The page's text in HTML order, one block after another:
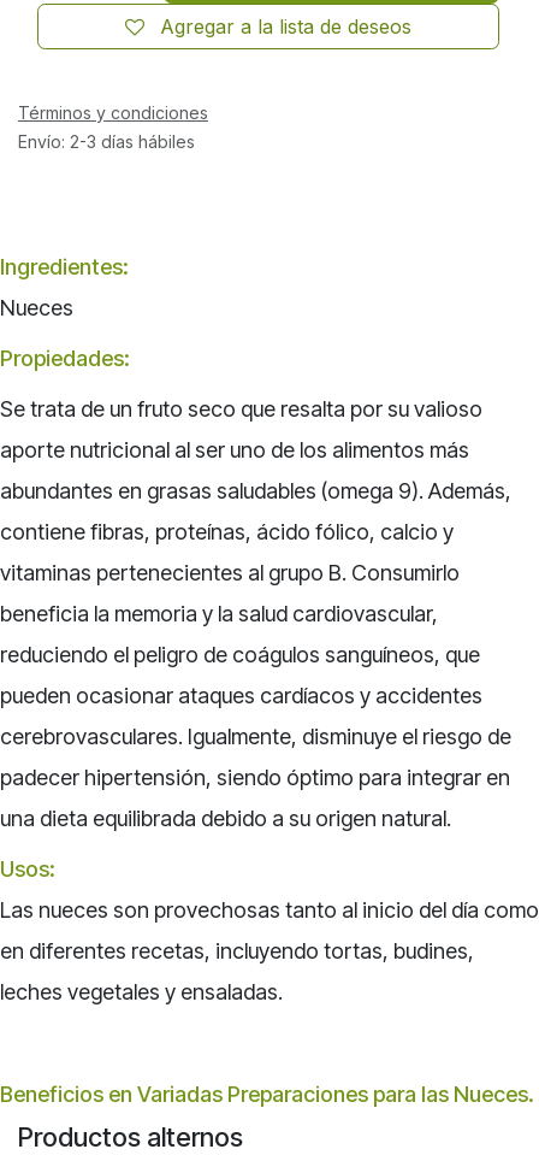
Agregar a la lista de deseos
Términos y condiciones
Envío: 2-3 días hábiles
Ingredientes:
Nueces
Propiedades:
Se trata de un fruto seco que resalta por su valioso
aporte nutricional al ser uno de los alimentos más
abundantes en grasas saludables (omega 9). Además,
contiene fibras, proteínas, ácido fólico, calcio y
vitaminas pertenecientes al grupo B. Consumirlo
beneficia la memoria y la salud cardiovascular,
reduciendo el peligro de coágulos sanguíneos, que
pueden ocasionar ataques cardíacos y accidentes
cerebrovasculares. Igualmente, disminuye el riesgo de
padecer hipertensión, siendo óptimo para integrar en
una dieta equilibrada debido a su origen natural.
Usos:
Las nueces son provechosas tanto al inicio del día como
en diferentes recetas, incluyendo tortas, budines,
leches vegetales y ensaladas.
Beneficios en Variadas Preparaciones para las Nueces.
Productos alternos